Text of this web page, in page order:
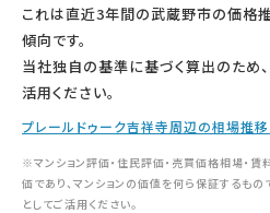
これは直近3年間の武蔵野市の価格推
傾向です。
当社独自の基準に基づく算出のため
活用ください。
プレールドゥーク吉祥寺周辺の相場推移
※マンション評価・住民評価・売買価格相場・
価であり、マンションの価値を何ら保証するも
としてご活用ください。